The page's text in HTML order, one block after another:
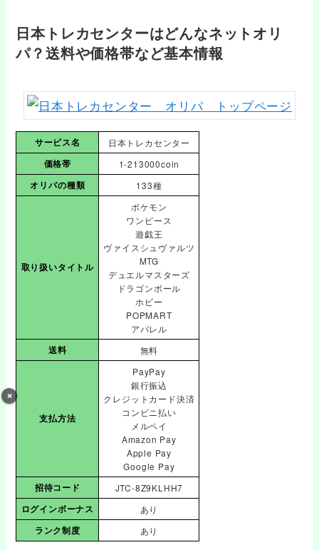
日本トレカセンターはどんなネットオリ
パ？送料や価格帯など基本情報
サービス名
日本トレカセンター
価格帯
1-213000coin
オリパの種類
133種
取り扱いタイトル
ポケモン
ワンピース
遊戯王
ヴァイスシュヴァルツ
MTG
デュエルマスターズ
ドラゴンボール
ホビー
POPMART
アパレル
送料
無料
支払方法
PayPay
銀行振込
クレジットカード決済
コンビニ払い
メルペイ
Amazon Pay
Apple Pay
Google Pay
招待コード
JTC-8Z9KLHH7
ログインボーナス
あり
ランク制度
あり